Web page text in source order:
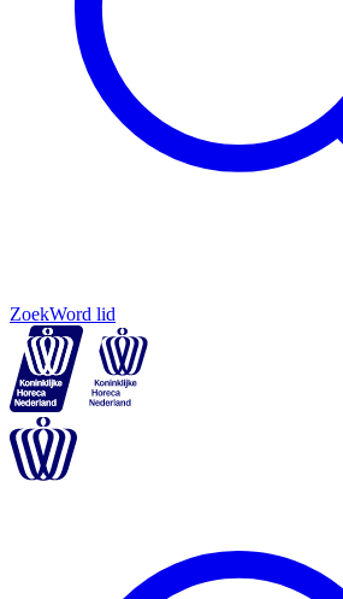
ZoekWord lid